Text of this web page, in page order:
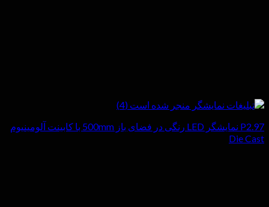
P2.97 نمایشگر LED رنگی در فضای باز 500mm با کابینت آلومینیوم
Die Cast